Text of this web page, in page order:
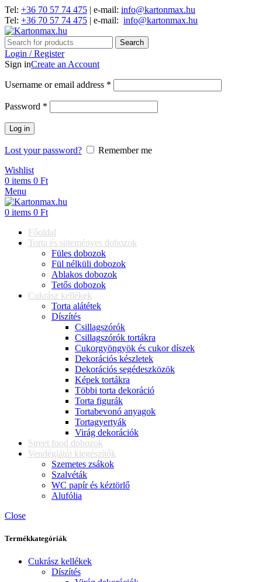
Tel: +36 70 57 74 475 | e-mail: info@kartonmax.hu
Tel: +36 70 57 74 475 | e-mail: info@kartonmax.hu
Search
Login / Register
Sign inCreate an Account
Username or email address *
Password *
Log in
Lost your password?
Remember me
Wishlist
0 items 0 Ft
Menu
0 items 0 Ft
Főoldal
Torta és süteményes dobozok
Füles dobozok
Fül nélküli dobozok
Ablakos dobozok
Tetős dobozok
Cukrász kellékek
Torta alátétek
Díszítés
Csillagszórók
Csillagszórók tortákra
Cukorgyöngyök és cukor díszek
Dekorációs készletek
Dekorációs segédeszközök
Képek tortákra
Többi torta dekoráció
Torta figurák
Tortabevonó anyagok
Tortagyertyák
Virág dekorációk
Street food dobozok
Vendéglátói kiegészítők
Szemetes zsákok
Szalvéták
WC papír és kéztörlő
Alufólia
Close
Termékkategóriák
Cukrász kellékek
Díszítés